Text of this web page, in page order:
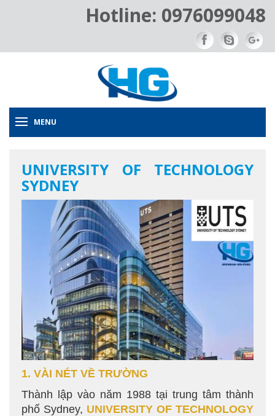
Hotline: 0976099048
MENU
UNIVERSITY OF TECHNOLOGY
SYDNEY
1. VÀI NÉT VỀ TRƯỜNG
Thành lập vào năm 1988 tại trung tâm thành
phố Sydney, UNIVERSITY OF TECHNOLOGY